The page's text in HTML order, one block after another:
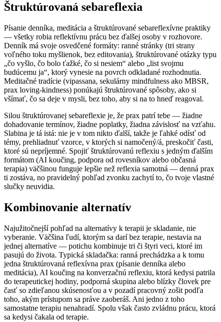
Štruktúrovaná sebareflexia
Písanie denníka, meditácia a štruktúrované sebareflexívne praktiky
— všetky robia reflektívnu prácu bez ďalšej osoby v rozhovore.
Denník má svoje osvedčené formáty: ranné stránky (tri strany
voľného toku myšlienok, bez editovania), štruktúrované otázky typu
„čo vyšlo, čo bolo ťažké, čo si nesiem“ alebo „list svojmu
budúcemu ja“, ktorý vynesie na povrch odkladané rozhodnutia.
Meditačné tradície (vipassana, sekulárny mindfulness ako MBSR,
prax loving-kindness) ponúkajú štruktúrované spôsoby, ako si
všímať, čo sa deje v mysli, bez toho, aby si na to hneď reagoval.
Silou štruktúrovanej sebareflexie je, že prax patrí tebe — žiadne
dohadovanie termínov, žiadne poplatky, žiadna závislosť na vzťahu.
Slabina je tá istá: nie je v tom nikto ďalší, takže je ľahké odísť od
témy, prehliadnuť vzorce, v ktorých si namočený/á, preskočiť časti,
ktoré sú nepríjemné. Spojiť štruktúrovanú reflexiu s jedným ďalším
formátom (AI koučing, podpora od rovesníkov alebo občasná
terapia) väčšinou funguje lepšie než reflexia samotná — denná prax
ti zostáva, no pravidelný pohľad zvonku zachytí to, čo tvoje vlastné
slučky neuvidia.
Kombinovanie alternatív
Najužitočnejší pohľad na alternatívy k terapii je skladanie, nie
vyberanie. Väčšina ľudí, ktorým sa darí bez terapie, nestavia na
jednej alternatíve — potichu kombinuje tri či štyri veci, ktoré im
pasujú do života. Typická skladačka: ranná prechádzka a k tomu
jedna štruktúrovaná reflexívna prax (písanie denníka alebo
meditácia), AI koučing na konverzačnú reflexiu, ktorá kedysi patrila
do terapeutickej hodiny, podporná skupina alebo blízky človek pre
časť so zdieľanou skúsenosťou a v pozadí pracovný zošit podľa
toho, akým prístupom sa práve zaoberáš. Ani jedno z toho
samostatne terapiu nenahradí. Spolu však často zvládnu prácu, ktorá
sa kedysi čakala od terapie.